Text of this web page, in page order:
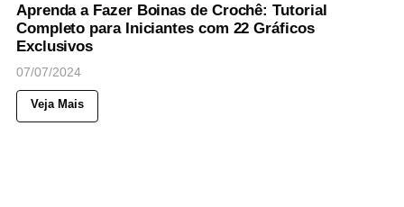
Aprenda a Fazer Boinas de Crochê: Tutorial
Completo para Iniciantes com 22 Gráficos
Exclusivos
07/07/2024
Veja Mais